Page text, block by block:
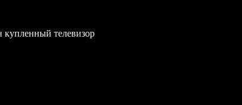
купленный телевизор